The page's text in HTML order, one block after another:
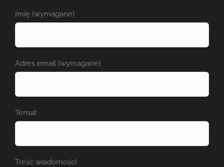
Imię (wymagane)
Adres email (wymagane)
Temat
Treść wiadomości